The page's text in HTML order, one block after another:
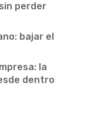
perder
bajar el
la
dentro